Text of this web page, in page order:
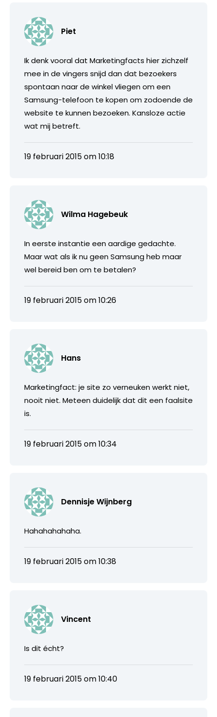
Piet
Ik denk vooral dat Marketingfacts hier zichzelf
mee in de vingers snijd dan dat bezoekers
spontaan naar de winkel vliegen om een
Samsung-telefoon te kopen om zodoende de
website te kunnen bezoeken. Kansloze actie
wat mij betreft.
19 februari 2015 om 10:18
Wilma Hagebeuk
In eerste instantie een aardige gedachte.
Maar wat als ik nu geen Samsung heb maar
wel bereid ben om te betalen?
19 februari 2015 om 10:26
Hans
Marketingfact: je site zo verneuken werkt niet,
nooit niet. Meteen duidelijk dat dit een faalsite
is.
19 februari 2015 om 10:34
Dennisje Wijnberg
Hahahahahaha.
19 februari 2015 om 10:38
Vincent
Is dit écht?
19 februari 2015 om 10:40